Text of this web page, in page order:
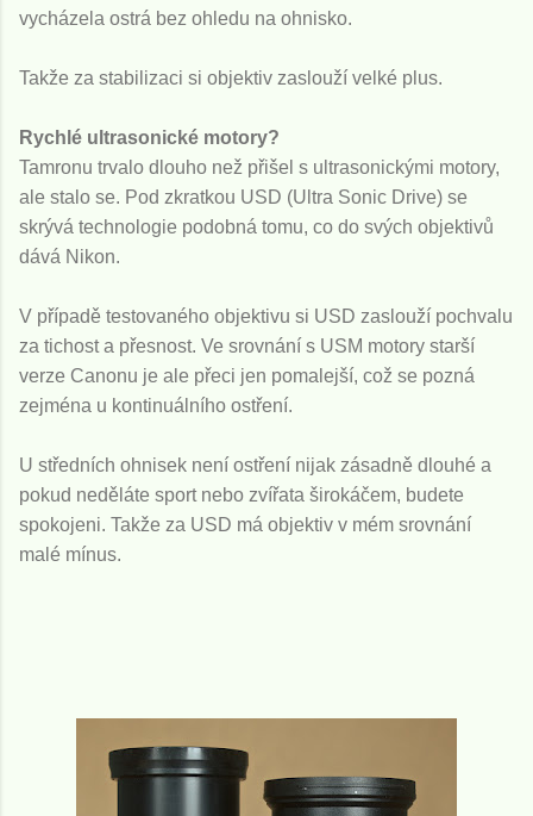
vycházela ostrá bez ohledu na ohnisko.
Takže za stabilizaci si objektiv zaslouží velké plus.
Rychlé ultrasonické motory?
Tamronu trvalo dlouho než přišel s ultrasonickými motory,
ale stalo se. Pod zkratkou USD (Ultra Sonic Drive) se
skrývá technologie podobná tomu, co do svých objektivů
dává Nikon.
V případě testovaného objektivu si USD zaslouží pochvalu
za tichost a přesnost. Ve srovnání s USM motory starší
verze Canonu je ale přeci jen pomalejší, což se pozná
zejména u kontinuálního ostření.
U středních ohnisek není ostření nijak zásadně dlouhé a
pokud neděláte sport nebo zvířata širokáčem, budete
spokojeni. Takže za USD má objektiv v mém srovnání
malé mínus.